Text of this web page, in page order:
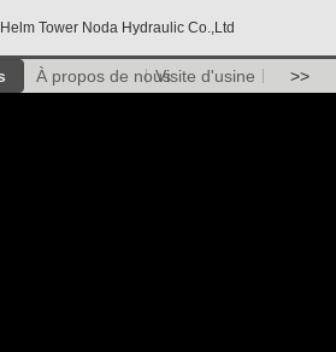
Tower Noda Hydraulic Co.,Ltd
À propos de nousVisite d'usine >>